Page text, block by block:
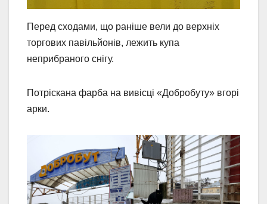
Перед сходами, що раніше вели до верхніх
торгових павільйонів, лежить купа
неприбраного снігу.
Потріскана фарба на вивісці «Добробуту» вгорі
арки.